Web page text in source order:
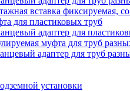
вставка фиксируемая,
для пластиковых труб
адаптер для
муфта для труб
адаптер для труб
установки